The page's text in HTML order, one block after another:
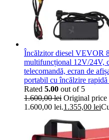
Încălzitor diesel VEVOR
multifuncțional 12V/24V,
telecomandă, ecran de
portabil cu încălzire
Rated 5.00 out of 5
1.600,00lei Original price
1.600,00 lei.1.355,00 lei